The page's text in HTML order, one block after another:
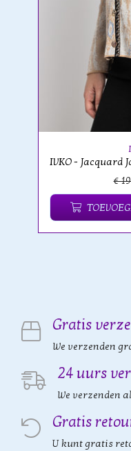
IVKO - Jacquard
€
Gratis
We verzenden
24 uurs
We verzenden
Gratis
U kunt gratis